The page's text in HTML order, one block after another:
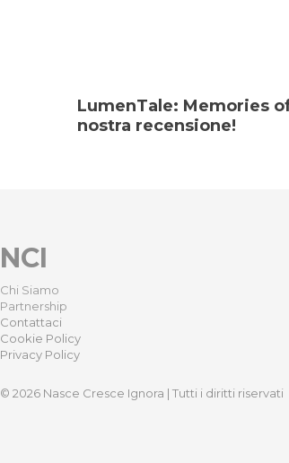
LumenTale: Memories
nostra recensione!
NCI
Chi Siamo
Partnership
Contattaci
Cookie Policy
Privacy Policy
© 2026 Nasce Cresce Ignora | Tutti i diritti riservati